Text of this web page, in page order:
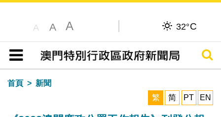
A A A 32°C
目錄
搜尋
首頁
新聞
繁
简 PT EN